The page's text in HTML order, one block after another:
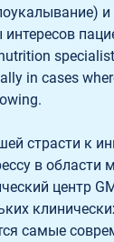
in cases
страсти к
в области
центр
самые